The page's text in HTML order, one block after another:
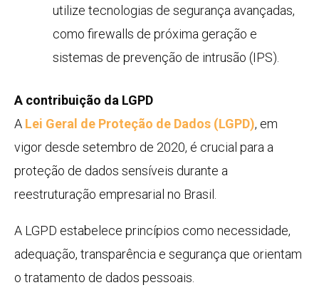
utilize tecnologias de segurança avançadas,
como firewalls de próxima geração e
sistemas de prevenção de intrusão (IPS).
A contribuição da LGPD
A Lei Geral de Proteção de Dados (LGPD), em
vigor desde setembro de 2020, é crucial para a
proteção de dados sensíveis durante a
reestruturação empresarial no Brasil.
A LGPD estabelece princípios como necessidade,
adequação, transparência e segurança que orientam
o tratamento de dados pessoais.